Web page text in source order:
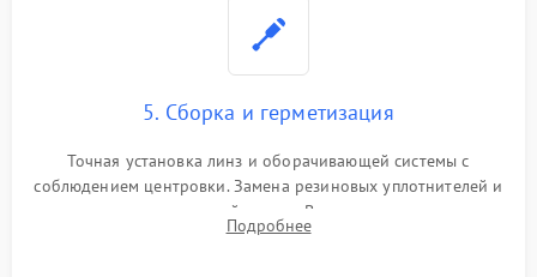
5. Сборка и герметизация
Точная установка линз и оборачивающей системы с
соблюдением центровки. Замена резиновых уплотнителей и
нанесение влагозащитной смазки. Вакуумирование корпуса
и заполнение его осушенным азотом или аргоном для
Подробнее